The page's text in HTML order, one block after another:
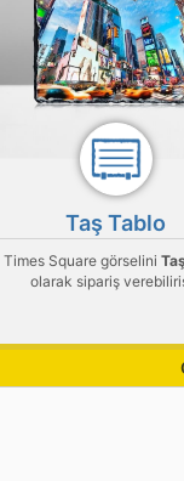
Taş Tablo
Times Square görselini
olarak sipariş